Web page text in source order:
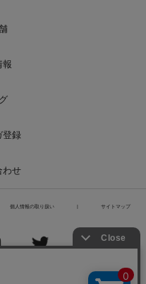
報
登録
わせ
個人情報の取り扱い サイトマップ